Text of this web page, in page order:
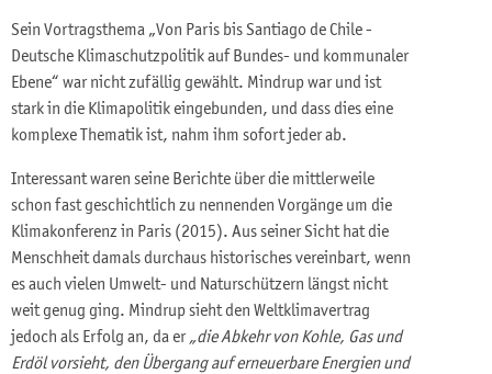
Sein Vortragsthema „Von Paris bis Santiago de Chile -
Deutsche Klimaschutzpolitik auf Bundes- und kommunaler
Ebene“ war nicht zufällig gewählt. Mindrup war und ist
stark in die Klimapolitik eingebunden, und dass dies eine
komplexe Thematik ist, nahm ihm sofort jeder ab.
Interessant waren seine Berichte über die mittlerweile
schon fast geschichtlich zu nennenden Vorgänge um die
Klimakonferenz in Paris (2015). Aus seiner Sicht hat die
Menschheit damals durchaus historisches vereinbart, wenn
es auch vielen Umwelt- und Naturschützern längst nicht
weit genug ging. Mindrup sieht den Weltklimavertrag
jedoch als Erfolg an, da er„die Abkehr von Kohle, Gas und
Erdöl vorsieht, den Übergang auf erneuerbare Energien und